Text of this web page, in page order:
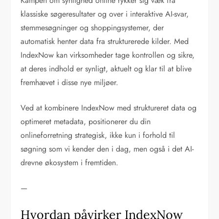
klassiske søgeresultater og over i interaktive AI-svar,
stemmesøgninger og shoppingsystemer, der
automatisk henter data fra strukturerede kilder. Med
IndexNow kan virksomheder tage kontrollen og sikre,
at deres indhold er synligt, aktuelt og klar til at blive
fremhævet i disse nye miljøer.
Ved at kombinere IndexNow med struktureret data og
optimeret metadata, positionerer du din
onlineforretning strategisk, ikke kun i forhold til
søgning som vi kender den i dag, men også i det AI-
drevne økosystem i fremtiden.
—
Hvordan påvirker IndexNow